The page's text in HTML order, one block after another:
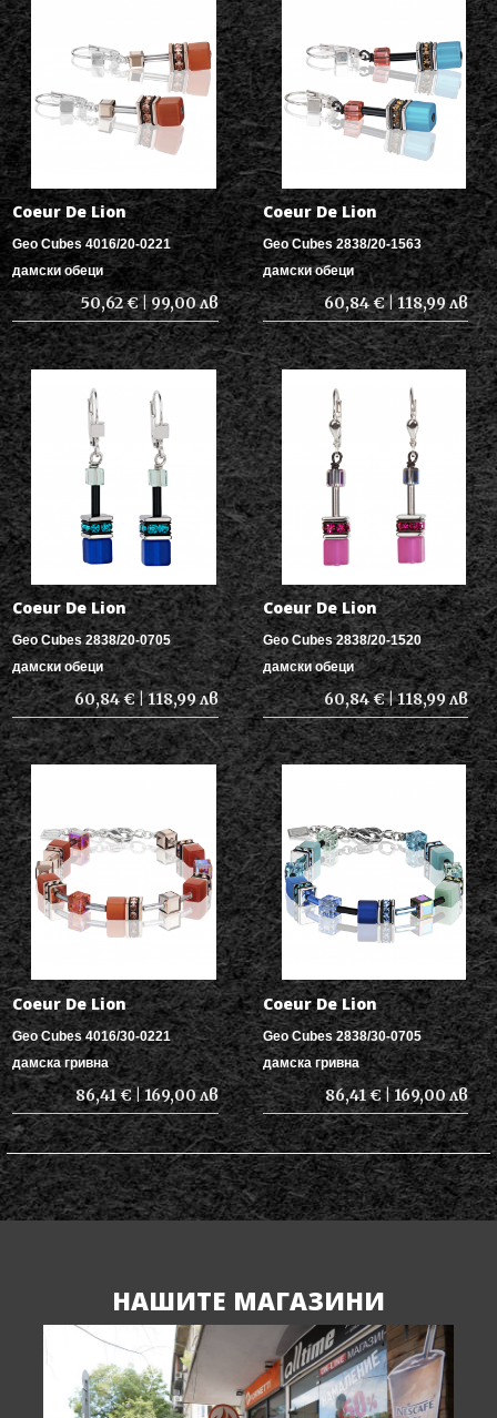
Coeur De Lion
Geo Cubes 4016/20-0221
дамски обеци
50,62 € | 99,00 лв
Coeur De Lion
Geo Cubes 2838/20-1563
дамски обеци
60,84 € | 118,99 лв
Coeur De Lion
Geo Cubes 2838/20-0705
дамски обеци
60,84 € | 118,99 лв
Coeur De Lion
Geo Cubes 2838/20-1520
дамски обеци
60,84 € | 118,99 лв
Coeur De Lion
Geo Cubes 4016/30-0221
дамска гривна
86,41 € | 169,00 лв
Coeur De Lion
Geo Cubes 2838/30-0705
дамска гривна
86,41 € | 169,00 лв
НАШИТЕ МАГАЗИНИ